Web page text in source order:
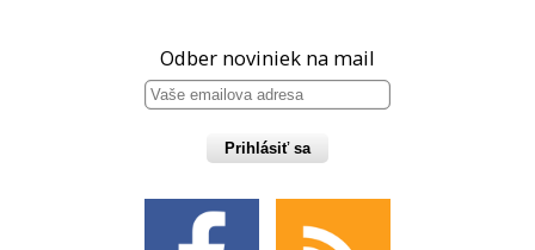
Odber noviniek na mail
Prihlásiť sa